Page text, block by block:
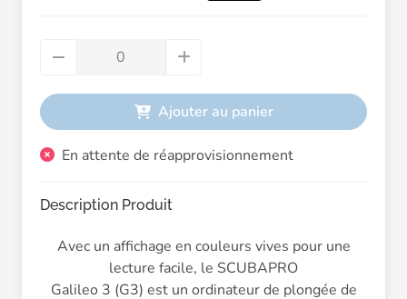
Ajouter au panier
En attente de réapprovisionnement
Description Produit
Avec un affichage en couleurs vives pour une
lecture facile, le SCUBAPRO
Galileo 3 (G3) est un ordinateur de plongée de